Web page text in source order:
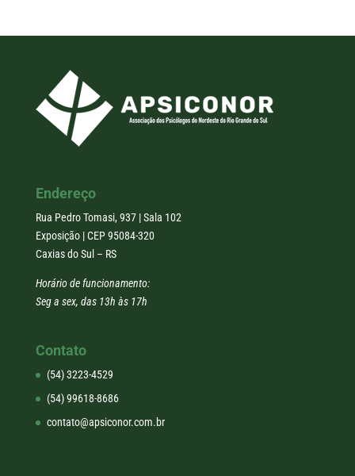
Endereço
Rua Pedro Tomasi, 937 | Sala 102
Exposição | CEP 95084-320
Caxias do Sul – RS
Horário de funcionamento:
Seg a sex, das 13h às 17h
Contato
(54) 3223-4529
(54) 99618-8686
contato@apsiconor.com.br